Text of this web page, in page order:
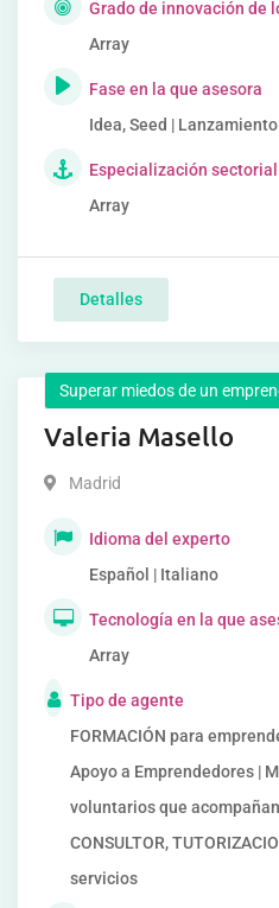
Grado de innovación de
Array
Fase en la que asesora
Idea, Seed | Lanzamiento
Especialización sectorial
Array
Detalles
Superar miedos de un
Valeria Masello
Madrid
Idioma del experto
Español | Italiano
Tecnología en la que
Array
Tipo de agente
FORMACIÓN para
Apoyo a Emprendedores |
voluntarios que acompañan.
CONSULTOR,
servicios